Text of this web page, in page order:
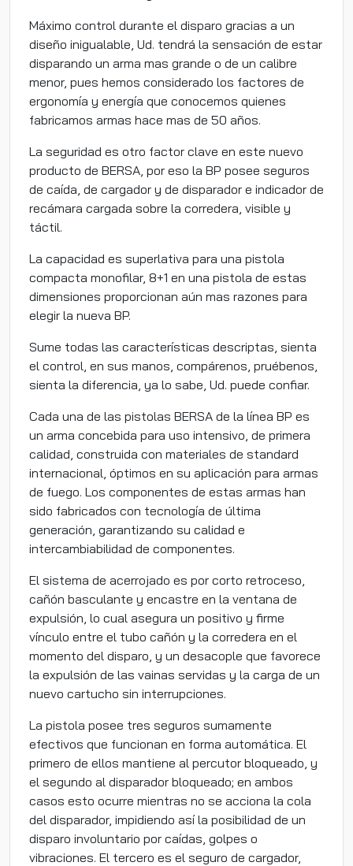
Máximo control durante el disparo gracias a un
diseño inigualable, Ud. tendrá la sensación de estar
disparando un arma mas grande o de un calibre
menor, pues hemos considerado los factores de
ergonomía y energía que conocemos quienes
fabricamos armas hace mas de 50 años.
La seguridad es otro factor clave en este nuevo
producto de BERSA, por eso la BP posee seguros
de caída, de cargador y de disparador e indicador de
recámara cargada sobre la corredera, visible y
táctil.
La capacidad es superlativa para una pistola
compacta monofilar, 8+1 en una pistola de estas
dimensiones proporcionan aún mas razones para
elegir la nueva BP.
Sume todas las características descriptas, sienta
el control, en sus manos, compárenos, pruébenos,
sienta la diferencia, ya lo sabe, Ud. puede confiar.
Cada una de las pistolas BERSA de la línea BP es
un arma concebida para uso intensivo, de primera
calidad, construida con materiales de standard
internacional, óptimos en su aplicación para armas
de fuego. Los componentes de estas armas han
sido fabricados con tecnología de última
generación, garantizando su calidad e
intercambiabilidad de componentes.
El sistema de acerrojado es por corto retroceso,
cañón basculante y encastre en la ventana de
expulsión, lo cual asegura un positivo y firme
vínculo entre el tubo cañón y la corredera en el
momento del disparo, y un desacople que favorece
la expulsión de las vainas servidas y la carga de un
nuevo cartucho sin interrupciones.
La pistola posee tres seguros sumamente
efectivos que funcionan en forma automática. El
primero de ellos mantiene al percutor bloqueado, y
el segundo al disparador bloqueado; en ambos
casos esto ocurre mientras no se acciona la cola
del disparador, impidiendo así la posibilidad de un
disparo involuntario por caídas, golpes o
vibraciones. El tercero es el seguro de cargador,